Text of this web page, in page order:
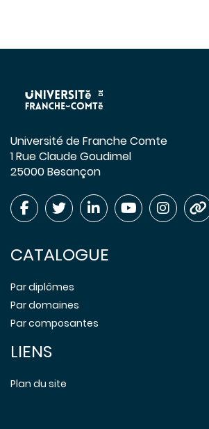
Université de Franche Comte
1 Rue Claude Goudimel
25000 Besançon
CATALOGUE
Par diplômes
Par domaines
Par composantes
LIENS
Plan du site